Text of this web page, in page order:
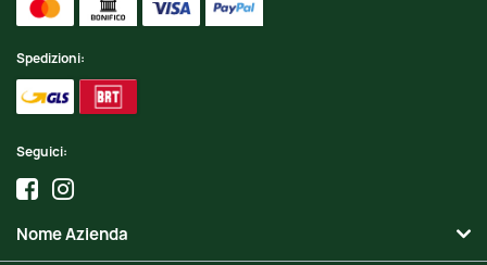
Spedizioni:
Seguici:
Nome Azienda